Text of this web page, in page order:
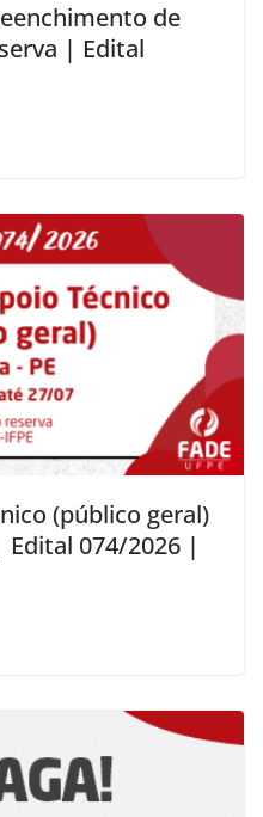
de
| Edital
(público geral)
074/2026 |